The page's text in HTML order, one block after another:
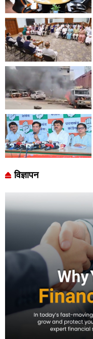
विज्ञापन